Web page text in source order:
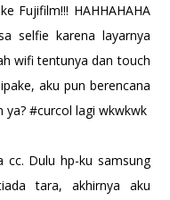
Fujifilm!!! HAHHAHAHA
selfie karena layarnya
wifi tentunya dan touch
aku pun berencana
ya? #curcol lagi wkwkwk
Dulu hp-ku samsung
tara, akhirnya aku